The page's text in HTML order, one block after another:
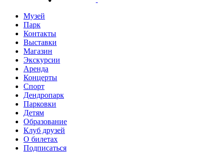
Музей
Парк
Контакты
Выставки
Магазин
Экскурсии
Аренда
Концерты
Спорт
Дендропарк
Парковки
Детям
Образование
Клуб друзей
О билетах
Подписаться